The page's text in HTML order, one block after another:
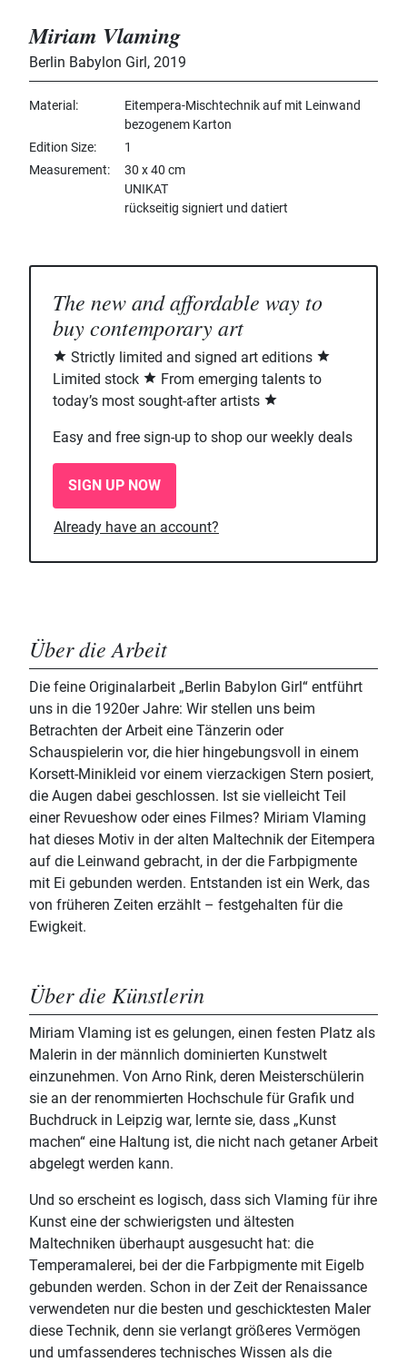
Miriam Vlaming
Berlin Babylon Girl , 2019
Material
Eitempera-Mischtechnik auf mit Leinwand
bezogenem Karton
Edition Size
1
Measurement
30 x 40 cm
UNIKAT
rückseitig signiert und datiert
The new and affordable way to
buy contemporary art
Strictly limited and signed art editions
Limited stock
From emerging talents to
today’s most sought-after artists
Easy and free sign-up to shop our weekly deals
SIGN UP NOW
Already have an account?
Über die Arbeit
Die feine Originalarbeit „Berlin Babylon Girl“ entführt
uns in die 1920er Jahre: Wir stellen uns beim
Betrachten der Arbeit eine Tänzerin oder
Schauspielerin vor, die hier hingebungsvoll in einem
Korsett-Minikleid vor einem vierzackigen Stern posiert,
die Augen dabei geschlossen. Ist sie vielleicht Teil
einer Revueshow oder eines Filmes? Miriam Vlaming
hat dieses Motiv in der alten Maltechnik der Eitempera
auf die Leinwand gebracht, in der die Farbpigmente
mit Ei gebunden werden. Entstanden ist ein Werk, das
von früheren Zeiten erzählt – festgehalten für die
Ewigkeit.
Über die Künstlerin
Miriam Vlaming ist es gelungen, einen festen Platz als
Malerin in der männlich dominierten Kunstwelt
einzunehmen. Von Arno Rink, deren Meisterschülerin
sie an der renommierten Hochschule für Grafik und
Buchdruck in Leipzig war, lernte sie, dass „Kunst
machen“ eine Haltung ist, die nicht nach getaner Arbeit
abgelegt werden kann.
Und so erscheint es logisch, dass sich Vlaming für ihre
Kunst eine der schwierigsten und ältesten
Maltechniken überhaupt ausgesucht hat: die
Temperamalerei, bei der die Farbpigmente mit Eigelb
gebunden werden. Schon in der Zeit der Renaissance
verwendeten nur die besten und geschicktesten Maler
diese Technik, denn sie verlangt größeres Vermögen
und umfassenderes technisches Wissen als die